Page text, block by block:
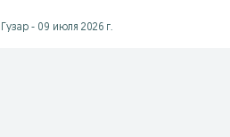
Гузар - 09 июля 2026 г.